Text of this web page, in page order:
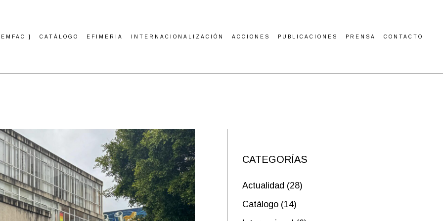
] CATÁLOGO EFIMERIA INTERNACIONALIZACIÓN ACCIONES PUBLICACIONES PRENSA CONTACTO
CATEGORÍAS
Actualidad (28)
Catálogo (14)